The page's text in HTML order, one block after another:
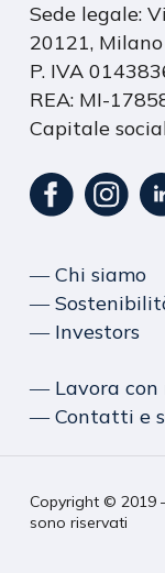
Sede legale:
20121, Milano
P. IVA
REA: MI-
Capitale
― Chi siamo
―
― Investors
― Lavora con
― Contatti e
Copyright © 2019
sono riservati